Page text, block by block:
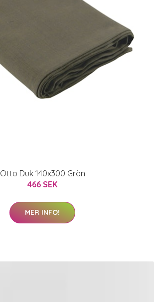
Otto Duk 140x300 Grön
466 SEK
MER INFO!